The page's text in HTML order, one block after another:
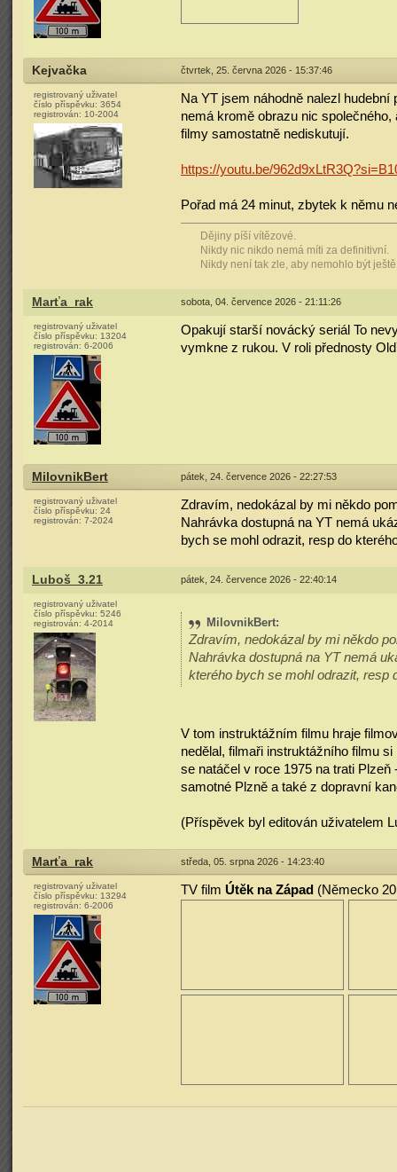
Kejvačka čtvrtek, 25. června 2026 - 15:37:46
registrovaný uživatel
číslo příspěvku: 3654
registrován: 10-2004
Na YT jsem náhodně nalezl
nemá kromě obrazu nic
filmy samostatně nediskutují.
https://youtu.be/
Pořad má 24 minut, zbytek k němu
Dějiny píší vítězové.
Nikdy nic nikdo nemá míti za definitivní.
Nikdy není tak zle, aby nemohlo být
Marťa_rak sobota, 04. července 2026 - 21:11:26
registrovaný uživatel
číslo příspěvku: 13204
registrován: 6-2006
Opakují starší novácký seriál To
vymkne z rukou. V roli přednosty
MilovnikBert pátek, 24. července 2026 - 22:27:53
registrovaný uživatel
číslo příspěvku: 24
registrován: 7-2024
Zdravím, nedokázal by mi někdo
Nahrávka dostupná na YT nemá
bych se mohl odrazit, resp do
Luboš_3.21 pátek, 24. července 2026 - 22:40:14
registrovaný uživatel
číslo příspěvku: 5246
registrován: 4-2014 MilovnikBert:
Zdravím, nedokázal by mi někdo
Nahrávka dostupná na YT nemá
kterého bych se mohl odrazit, resp
V tom instruktážním filmu hraje
nedělal, filmaři instruktážního filmu
se natáčel v roce 1975 na trati
samotné Plzně a také z dopravní
(Příspěvek byl editován uživatelem
Marťa_rak středa, 05. srpna 2026 - 14:23:40
registrovaný uživatel
číslo příspěvku: 13294
registrován: 6-2006
TV film Útěk na Západ (Německo